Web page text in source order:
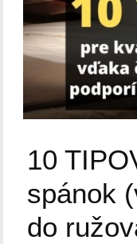
10
spánok
do